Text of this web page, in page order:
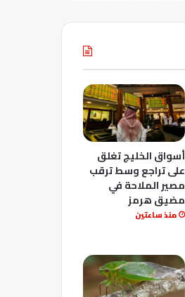
أسواق الخليج تغلق
على تراجع وسط ترقب
مصير الملاحة في
مضيق هرمز
منذ ساعتين